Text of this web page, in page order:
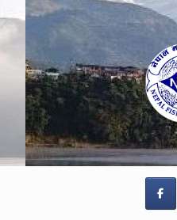
Skip
to
Skip
to